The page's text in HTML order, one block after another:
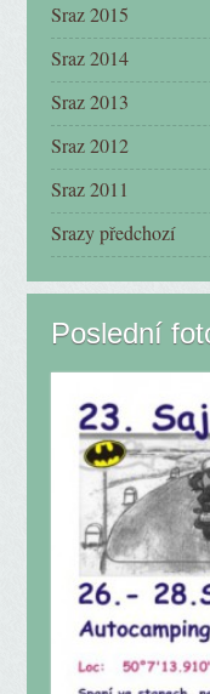
Sraz 2015
Sraz 2014
Sraz 2013
Sraz 2012
Sraz 2011
Srazy předchozí
Poslední